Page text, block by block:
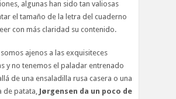
algunas han sido tan valiosas
el tamaño de la letra del cuaderno
con más claridad su contenido.
ajenos a las exquisiteces
y no tenemos el paladar entrenado
de una ensaladilla rusa casera o una
de patata, Jørgensen da un poco de